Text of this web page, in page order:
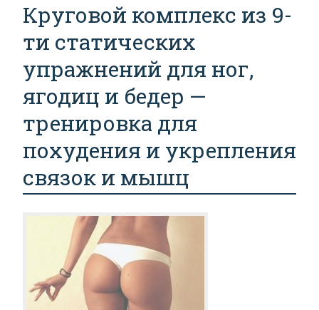
Круговой комплекс из 9-
ти статических
упражнений для ног,
ягодиц и бедер —
тренировка для
похудения и укрепления
связок и мышц